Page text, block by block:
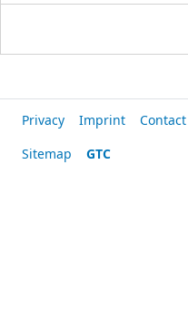
Privacy Imprint Contact
Sitemap
GTC